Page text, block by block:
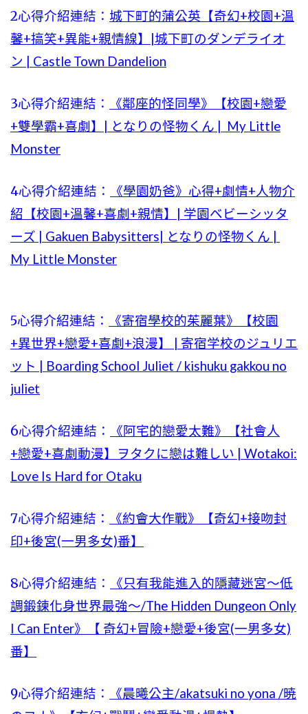
2心得介紹連結： 城下町的蒲公英【奇幻+校園+溫
馨+搞笑+異能+親情線】|城下町のダンデライオ
ン | Castle Town Dandelion
3心得介紹連結：
《鄰座的怪同學》【校園+戀愛
+雙學霸+喜劇】| となりの怪物くん | My Little
Monster
4心得介紹連結：
《學園奶爸》心得+劇情+人物介
紹【校園+溫馨+喜劇+親情】| 学園ベビーシッタ
ーズ | Gakuen Babysitters| となりの怪物くん |
My Little Monster
5心得介紹連結：
《寄宿學校的茱麗葉》【校園
+異世界+戀愛+喜劇+浪漫】 | 寄宿学校のジュリエ
ット | Boarding School Juliet / kishuku gakkou no
juliet
6心得介紹連結：
《阿宅的戀愛太難》【社會人
+戀愛+喜劇動漫】ヲタクに戀は難しい | Wotakoi:
Love Is Hard for Otaku
7心得介紹連結：
《約會大作戰》【奇幻+接吻封
印+後宮(一男多女)番】
8心得介紹連結：
《只有我能進入的隱藏迷宮～低
調鍛鍊化身世界最強～/The Hidden Dungeon Only
I Can Enter》【 奇幻+冒險+戀愛+後宮(一男多女)
番】
9心得介紹連結：
《晨曦公主/akatsuki no yona /暁